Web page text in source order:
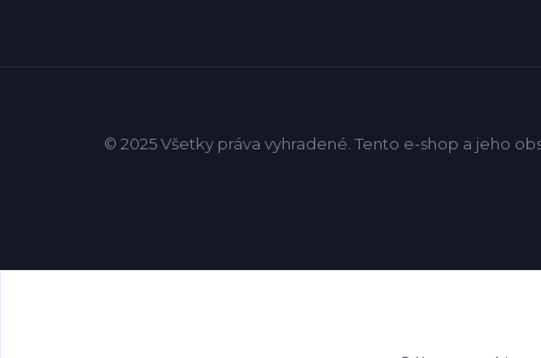
© 2025 Všetky práva vyhradené. Tento e-shop a jeho